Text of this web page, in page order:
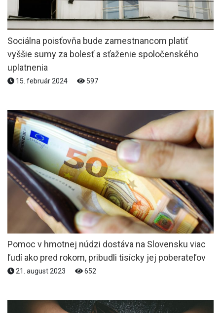
Sociálna poisťovňa bude zamestnancom platiť
vyššie sumy za bolesť a sťaženie spoločenského
uplatnenia
15. február 2024 597
Pomoc v hmotnej núdzi dostáva na Slovensku viac
ľudí ako pred rokom, pribudli tisícky jej poberateľov
21. august 2023 652